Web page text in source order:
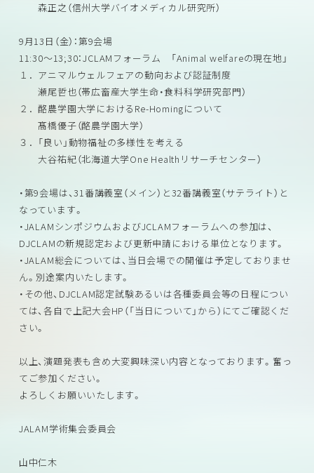
森正之（信州大学バイオメディカル研究所）
9月13日（金）：第9会場
11:30～13;30：JCLAMフォーラム 「Animal welfareの現在地」
１．アニマルウェルフェアの動向および認証制度
瀬尾哲也（帯広畜産大学生命・食料科学研究部門）
２．酪農学園大学におけるRe-Homingについて
髙橋優子（酪農学園大学）
３．「良い」動物福祉の多様性を考える
大谷祐紀（北海道大学One Healthリサーチセンター）
・第9会場は、31番講義室（メイン）と32番講義室（サテライト）と
なっています。
・JALAMシンポジウムおよびJCLAMフォーラムへの参加は、
DJCLAMの新規認定および更新申請における単位となります。
・JALAM総会については、当日会場での開催は予定しておりませ
ん。別途案内いたします。
・その他、DJCLAM認定試験あるいは各種委員会等の日程につい
ては、各自で上記大会HP（「当日について」から）にてご確認くだ
さい。
以上、演題発表も含め大変興味深い内容となっております。奮っ
てご参加ください。
よろしくお願いいたします。
JALAM学術集会委員会
山中仁木